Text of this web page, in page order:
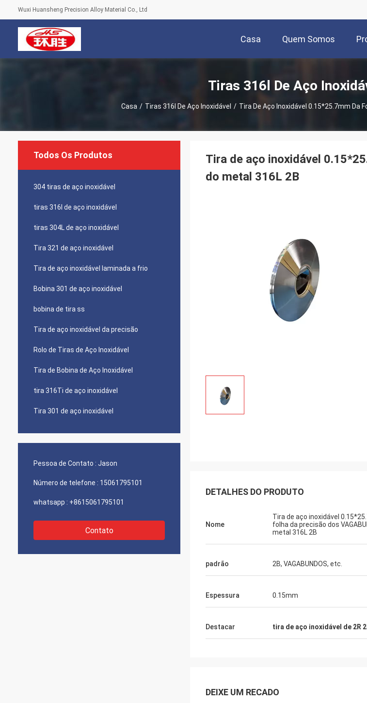
Wuxi Huansheng Precision Alloy Material Co., Ltd
Casa Quem Somos
Tiras 316l De Aço
Casa / Tiras 316l De Aço Inoxidável / Tira De Aço Inoxidável 0.15*25.7mm Da
Todos Os Produtos
304 tiras de aço inoxidável
tiras 316l de aço inoxidável
tiras 304L de aço inoxidável
Tira 321 de aço inoxidável
Tira de aço inoxidável laminada a frio
Bobina 301 de aço inoxidável
bobina de tira ss
Tira de aço inoxidável da precisão
Rolo de Tiras de Aço Inoxidável
Tira de Bobina de Aço Inoxidável
tira 316Ti de aço inoxidável
Tira 301 de aço inoxidável
Pessoa de Contato : Jason
Número de telefone : 15061795101
whatsapp : +8615061795101
Contato
Tira de aço inoxidável
do metal 316L 2B
DETALHES DO PRODUTO
Nome
Tira de aço inoxidável
folha da precisão dos
metal 316L 2B
padrão 2B, VAGABUNDOS, etc.
Espessura 0.15mm
Destacar tira de aço inoxidável de 2R
DEIXE UM RECADO